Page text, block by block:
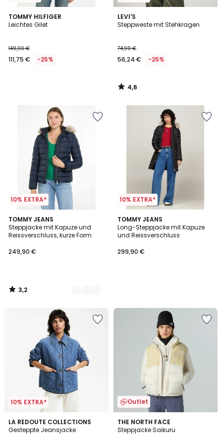
TOMMY HILFIGER
Leichtes Gilet
149,00 €
111,75 € -25%
LEVI'S
Steppweste mit Stehkragen
74,99 €
56,24 € -25%
4,6
/ 5
4,6
/
10% EXTRA*
TOMMY JEANS
Steppjacke mit Kapuze und
Reissverschluss, kurze Form
249,90 €
3,2
/ 5
2
Farben
3,2
/
10% EXTRA*
TOMMY JEANS
Long-Steppjacke mit Kapuze
und Reissverschluss
299,90 €
10% EXTRA*
LA REDOUTE COLLECTIONS
Gesteppte Jeansjacke
5
/
Outlet
THE NORTH FACE
Steppjacke Saikuru
5
/